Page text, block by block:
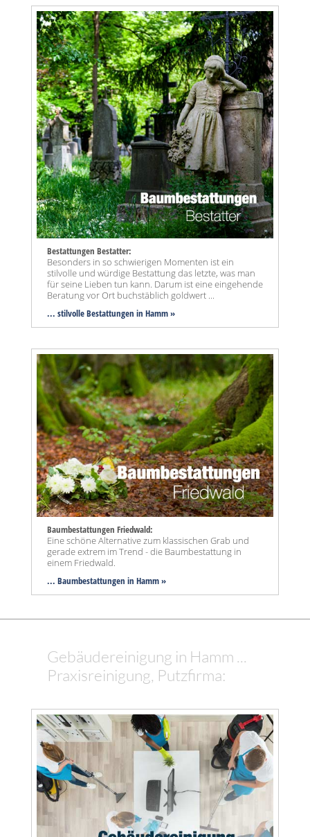
Bestattungen Bestatter:
Besonders in so schwierigen Momenten ist ein
stilvolle und würdige Bestattung das letzte, was man
für seine Lieben tun kann. Darum ist eine eingehende
Beratung vor Ort buchstäblich goldwert ...
... stilvolle Bestattungen in Hamm »
Baumbestattungen Friedwald:
Eine schöne Alternative zum klassischen Grab und
gerade extrem im Trend - die Baumbestattung in
einem Friedwald.
... Baumbestattungen in Hamm »
Gebäudereinigung in Hamm ...
Praxisreinigung, Putzfirma: